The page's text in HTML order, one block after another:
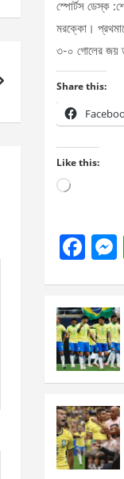
স্পোর্টস ডেস্ক
মরক্কো।
৩-০ গোলের জয়
Share this:
Like this:
Loading…
F
b
o
o
k
n
g
er